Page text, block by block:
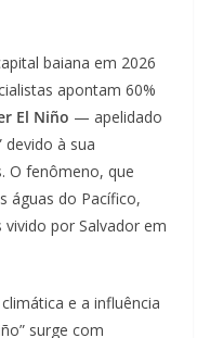
baiana em 2026
apontam 60%
El Niño — apelidado
devido à sua
O fenômeno, que
águas do Pacífico,
por Salvador em
e a influência
surge com